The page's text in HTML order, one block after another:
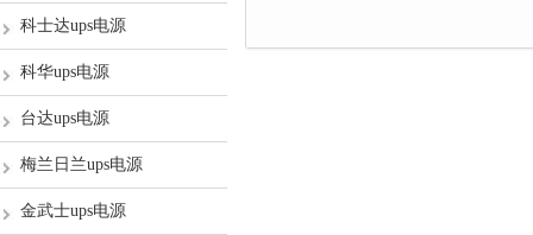
科士达ups电源
科华ups电源
台达ups电源
梅兰日兰ups电源
金武士ups电源